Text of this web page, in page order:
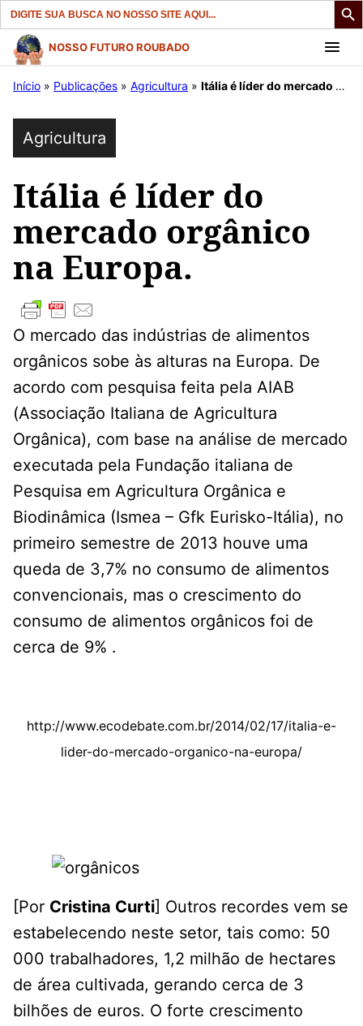
Search
for:
Pular
para
conteúdo
NOSSO FUTURO ROUBADO
Início » Publicações » Agricultura » Itália é líder do mercado orgânico na Europa.
Agricultura
Itália é líder do
mercado orgânico
na Europa.
O mercado das indústrias de alimentos
orgânicos sobe às alturas na Europa. De
acordo com pesquisa feita pela AIAB
(Associação Italiana de Agricultura
Orgânica), com base na análise de mercado
executada pela Fundação italiana de
Pesquisa em Agricultura Orgânica e
Biodinâmica (Ismea – Gfk Eurisko-Itália), no
primeiro semestre de 2013 houve uma
queda de 3,7% no consumo de alimentos
convencionais, mas o crescimento do
consumo de alimentos orgânicos foi de
cerca de 9% .
http://www.ecodebate.com.br/2014/02/17/italia-e-
lider-do-mercado-organico-na-europa/
[Por Cristina Curti] Outros recordes vem se
estabelecendo neste setor, tais como: 50
000 trabalhadores, 1,2 milhão de hectares
de área cultivada, gerando cerca de 3
bilhões de euros. O forte crescimento